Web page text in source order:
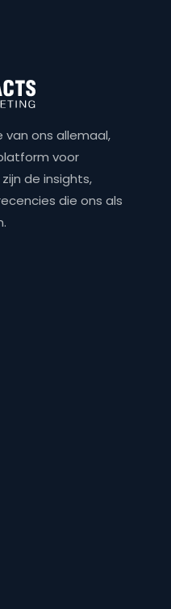
ons allemaal,
voor
de insights,
die ons als